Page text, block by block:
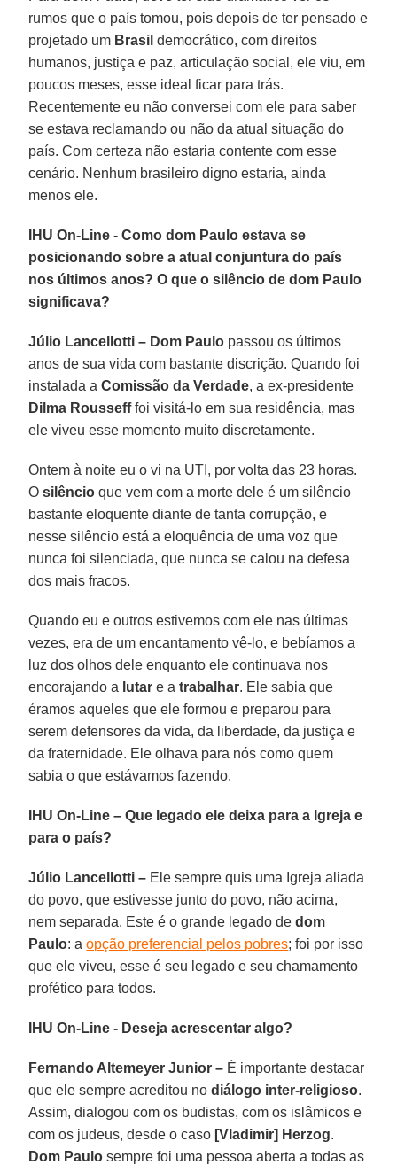
rumos que o país tomou, pois depois de ter pensado e
projetado um Brasil democrático, com direitos
humanos, justiça e paz, articulação social, ele viu, em
poucos meses, esse ideal ficar para trás.
Recentemente eu não conversei com ele para saber
se estava reclamando ou não da atual situação do
país. Com certeza não estaria contente com esse
cenário. Nenhum brasileiro digno estaria, ainda
menos ele.
IHU On-Line - Como dom Paulo estava se
posicionando sobre a atual conjuntura do país
nos últimos anos? O que o silêncio de dom Paulo
significava?
Júlio Lancellotti – Dom Paulo passou os últimos
anos de sua vida com bastante discrição. Quando foi
instalada a Comissão da Verdade, a ex-presidente
Dilma Roussefffoi visitá-lo em sua residência, mas
ele viveu esse momento muito discretamente.
Ontem à noite eu o vi na UTI, por volta das 23 horas.
Osilêncio que vem com a morte dele é um silêncio
bastante eloquente diante de tanta corrupção, e
nesse silêncio está a eloquência de uma voz que
nunca foi silenciada, que nunca se calou na defesa
dos mais fracos.
Quando eu e outros estivemos com ele nas últimas
vezes, era de um encantamento vê-lo, e bebíamos a
luz dos olhos dele enquanto ele continuava nos
encorajando a lutar e atrabalhar. Ele sabia que
éramos aqueles que ele formou e preparou para
serem defensores da vida, da liberdade, da justiça e
da fraternidade. Ele olhava para nós como quem
sabia o que estávamos fazendo.
IHU On-Line – Que legado ele deixa para a Igreja e
para o país?
Júlio Lancellotti – Ele sempre quis uma Igreja aliada
do povo, que estivesse junto do povo, não acima,
nem separada. Este é o grande legado de dom
Paulo: aopção preferencial pelos pobres; foi por isso
que ele viveu, esse é seu legado e seu chamamento
profético para todos.
IHU On-Line - Deseja acrescentar algo?
Fernando Altemeyer Junior – É importante destacar
que ele sempre acreditou nodiálogo inter-religioso.
Assim, dialogou com os budistas, com os islâmicos e
com os judeus, desde o caso [Vladimir] Herzog.
Dom Paulo sempre foi uma pessoa aberta a todas as